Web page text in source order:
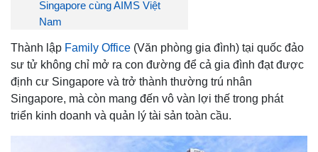
Singapore cùng AIMS Việt
Nam
Thành lập Family Office (Văn phòng gia đình) tại quốc đảo
sư tử không chỉ mở ra con đường để cả gia đình đạt được
định cư Singapore và trở thành thường trú nhân
Singapore, mà còn mang đến vô vàn lợi thế trong phát
triển kinh doanh và quản lý tài sản toàn cầu.